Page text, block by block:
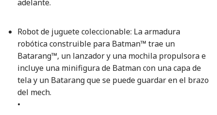
adelante.
Robot de juguete coleccionable: La armadura
robótica construible para Batman™ trae un
Batarang™, un lanzador y una mochila propulsora e
incluye una minifigura de Batman con una capa de
tela y un Batarang que se puede guardar en el brazo
del mech.
•